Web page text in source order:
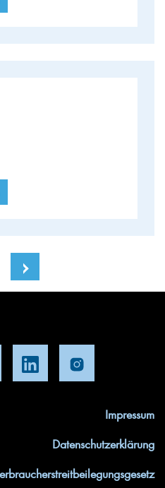
Impressum
Datenschutzerklärung